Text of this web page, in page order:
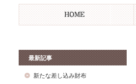
最新記事
新たな差し込み財布